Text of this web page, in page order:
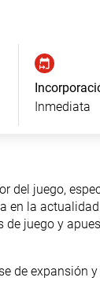
Inmediata
del juego,
en la
de juego y
de expansión